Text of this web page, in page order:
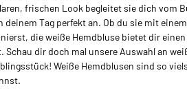
frischen Look begleitet sie dich vom
Tag perfekt an. Ob du sie mit
die weiße Hemdbluse bietet dir
Schau dir doch mal unsere Auswahl an
Weiße Hemdblusen sind so